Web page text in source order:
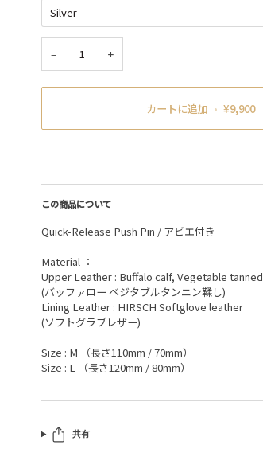
− +
カートに追加 • ¥9,900
この商品について
Quick-Release Push Pin / アビエ付き
Material ：
Upper Leather : Buffalo calf, Vegetable tanned
(バッファロー ベジタブルタンニン鞣し)
Lining Leather : HIRSCH Softglove leather
(ソフトグラブレザー)
Size : M （長さ110mm / 70mm）
Size : L （長さ120mm / 80mm）
共有